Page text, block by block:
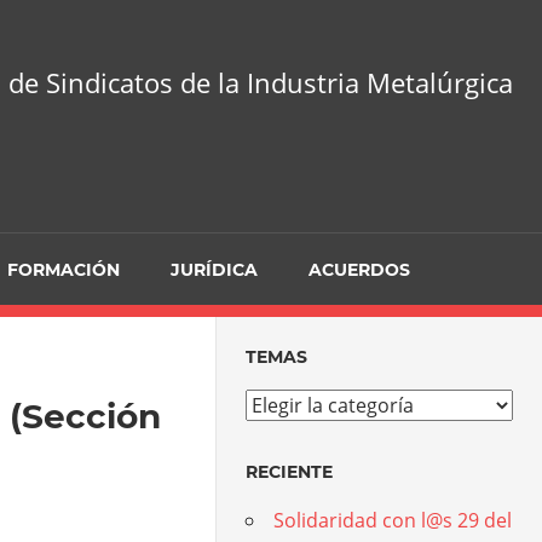
de Sindicatos de la Industria Metalúrgica
FORMACIÓN JURÍDICA ACUERDOS
TEMAS
Temas
RECIENTE
Solidaridad con l@s 29 del